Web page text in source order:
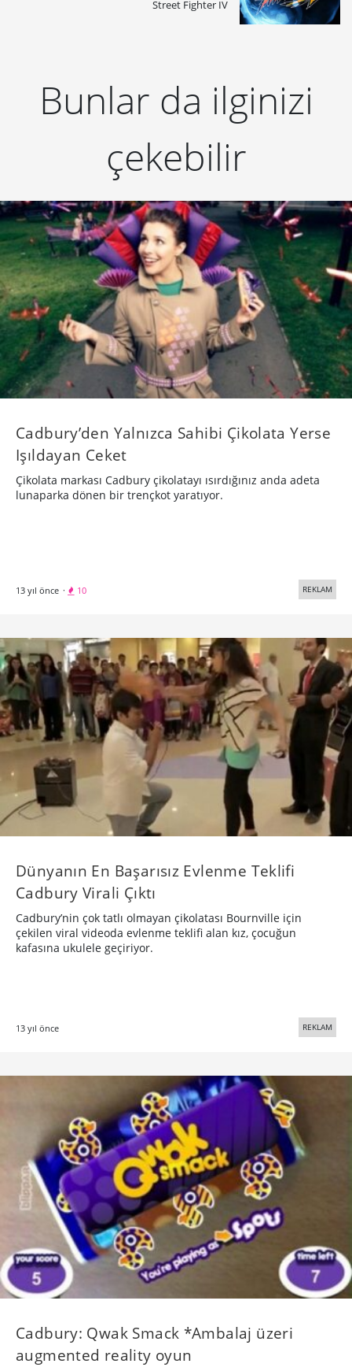
Street Fighter IV
Bunlar da ilginizi
çekebilir
Cadbury’den Yalnızca Sahibi Çikolata Yerse
Işıldayan Ceket
Çikolata markası Cadbury çikolatayı ısırdığınız anda adeta
lunaparka dönen bir trençkot yaratıyor.
13 yıl önce · 10 REKLAM
Dünyanın En Başarısız Evlenme Teklifi
Cadbury Virali Çıktı
Cadbury’nin çok tatlı olmayan çikolatası Bournville için
çekilen viral videoda evlenme teklifi alan kız, çocuğun
kafasına ukulele geçiriyor.
13 yıl önce REKLAM
Cadbury: Qwak Smack *Ambalaj üzeri
augmented reality oyun